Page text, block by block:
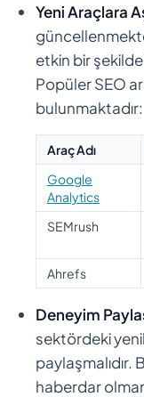
Yeni Araçlara
etkin bir
Popüler SEO
bulunmaktadır:
Araç Adı
Google
Analytics
SEMrush
Ahrefs
Deneyim
sektördeki
paylaşmalıdır.
haberdar